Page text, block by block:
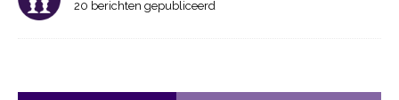
20 berichten gepubliceerd